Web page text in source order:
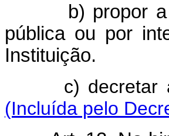
b) propor a
pública ou por
Instituição.
c)
(Incluída pelo